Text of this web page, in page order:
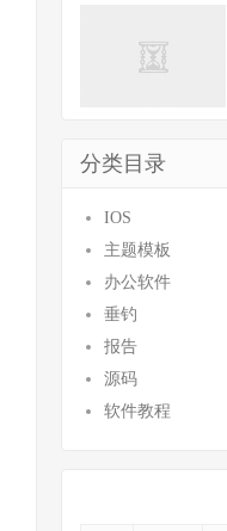
分类目录
IOS
主题模板
办公软件
垂钓
报告
源码
软件教程